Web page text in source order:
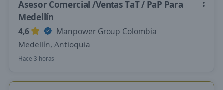
Asesor Comercial /Ventas TaT / PaP Para
Medellín
4,6
Manpower Group Colombia
Medellín, Antioquia
Hace 3 horas